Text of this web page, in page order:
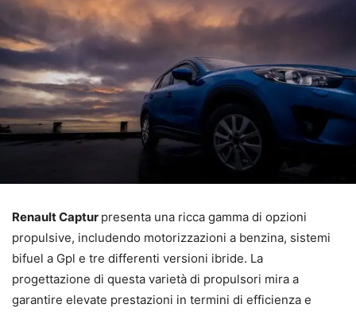
Renault Captur presenta una ricca gamma di opzioni
propulsive, includendo motorizzazioni a benzina, sistemi
bifuel a Gpl e tre differenti versioni ibride. La
progettazione di questa varietà di propulsori mira a
garantire elevate prestazioni in termini di efficienza e